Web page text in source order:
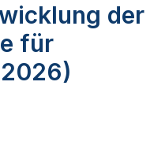
der
für